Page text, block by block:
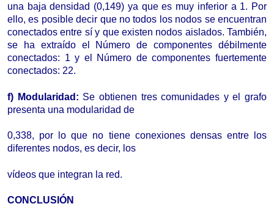
una baja densidad (0,149) ya quees muy inferiora 1. Por
ello, es posible decir que no todos los nodos se encuentran
conectados entre sí y que existen nodos aislados. También,
se ha extraído el Número de componentes débilmente
conectados: 1 y el Número de componentes fuertemente
conectados: 22.
f) Modularidad: Se obtienen tres comunidades y el grafo
presenta una modularidad de
0,338, por lo que no tiene conexiones densas entre los
diferentes nodos, es decir, los
vídeos que integran la red.
CONCLUSIÓN